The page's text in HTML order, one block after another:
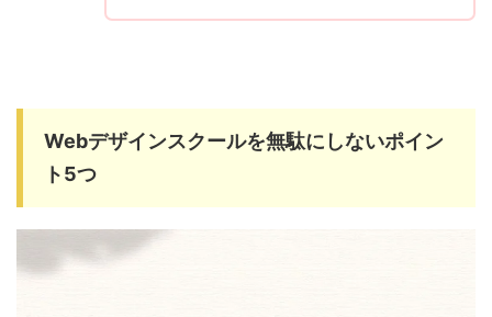
Webデザインスクールを無駄にしないポイン
ト5つ